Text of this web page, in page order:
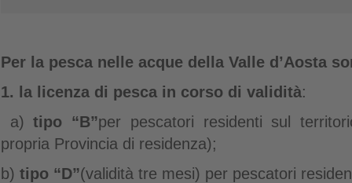
Per la pesca nelle acque della Valle d’Aosta
1. la licenza di pesca in corso di validità:
a)tipo “B”per pescatori residenti sul
propria Provincia di residenza);
b) tipo “D”(validità tre mesi) per pescatori